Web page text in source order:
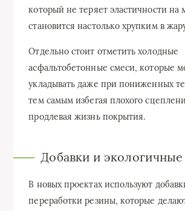
который не теряет эластичности на
становится настолько хрупким в
Отдельно стоит отметить холодные
асфальтобетонные смеси, которые
укладывать даже при пониженных
тем самым избегая плохого
продлевая жизнь покрытия.
Добавки и
В новых проектах используют
переработки резины, которые